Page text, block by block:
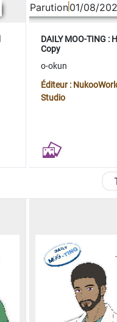
Parution01/08/
DAILY MOO-TING :
Copy
o-okun
Éditeur :
Studio